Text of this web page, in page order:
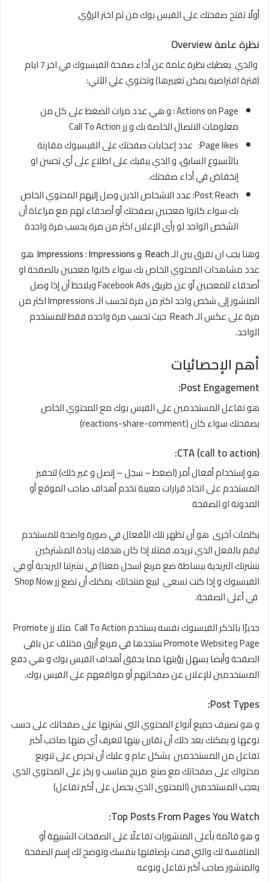
أولًا تفتح صفحتك على الفيس بوك من ثم اختر الرؤي
نظرة عامة Overview
والذي يعطيك نظرة عامة عن أداء صفحة الفيسبوك في اخر 7 ايام
(فترة افتراضية يمكن تغييرها) وتحتوي علي الآتي:
Actions on Page : و هي عدد مرات الضغط على كل من
معلومات الاتصال الخاصة بك و زر Call To Action
Page likes: عدد إعجابات صفحتك على الفيسبوك مقارنة
بالأسبوع السابق، و الذي يبقيك على اطلاع على أي تحسن او
إنخفاض في أداء صفحتك.
Post Reach: عدد الاشخاص الذين وصل إليهم المحتوي الخاص
بك سواء كانوا معجبين بصفحتك أو أصدقاء لهم مع مراعاة أن
الشخص الواحد لو رأى الإعلان اكثر من مرة يحسب مرة واحدة
وهنا يجب ان نفرق بين الـReach و Impressions :Impressions
هو
عدد مشاهدات المحتوي الخاص بك سواء كانوا معجبين بالصفحة او
أصدقاء للمعجبين أو عن طريق Facebook Ads ويلاحظ أن إذا وصل
المنشور إلى شخص واحد اكثر من مرة تحسب الـ Impressions اكثر من
مرة على عكس الـ Reach حيث تحسب مرة واحده فقط للمستخدم
الواحد.
أهمالإحصائيات
Post Engagement
:
هو تفاعل المستخدمين على الفيس بوك مع المحتوي الخاص
بصفحتك سواء كان (reactions-share-comment)
CTA (call to action)
:
هو إستخدام أفعال أمر (اضغط – سجل – إتصل و غير ذلك) لتحفيز
المستخدم على اتخاذ قرارات معينة تخدم أهداف صاحب الموقع أو
المدونة او الصفحة
بكلمات آخرى هو أن تظهر تلك الأفعال في صورة واضحة للمستخدم
ليقم بالفعل الذي تريده، فمثلا إذا كان هدفك زيادة المشتركين
بنشرتك البريدية ببساطة ضع مربع (سجل معنا) في نشرتنا البريدية أو في
الفيسبوك و إذا كنت تسعى لبيع منتجاتك يمكنك أن تضع زر Shop Now
في أعلى الصفحة.
جديرًا بالذكر الفيسبوك نفسه يستخدم Call To Action مثلا زر Promote
Page وPromote Website ستجدها في مربع أزرق مختلف عن باقي
الصفحة وأيضا يسهل رؤيتها مما يحقق أهداف الفيس بوك و هي دفع
المستخدمين للإعلان عن صفحاتهم أو مواقعهم على الفيس بوك.
Post Types
:
و هو تصنيف جميع أنواع المحتوي التي نشرتها على صفحاتك على حسب
نوعها و يمكنك بعد ذلك أن تقارن بينها لتعرف أي منها صاحب أكبر
تفاعل من المستخدمين بشكل عام و عليك أن تحرص على تنويع
محتواك على صفحاتك مع صنع مزيج مناسب و ركز على المحتوي الذي
يعجب المستخدمين (المحتوى الذي يحصل على أكبر تفاعل)
Top Posts From Pages You Watch
:
و هو قائمة بأعلى المنشورات تفاعلًا على الصفحات الشبيهة أو
المنافسة لك والتي قمت بإضافتها بنفسك وتوضح لك إسم الصفحة
والمنشور صاحب أكبر تفاعل ونوعه